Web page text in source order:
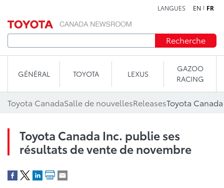
LANGUES EN FR
Recherche
GÉNÉRAL TOYOTA LEXUS
GAZOO
RACING
Toyota CanadaSalle de nouvellesReleases
Toyota Canada Inc. publie ses
résultats de vente de novembre